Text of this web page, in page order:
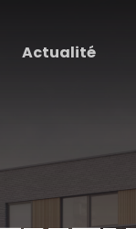
Actualité